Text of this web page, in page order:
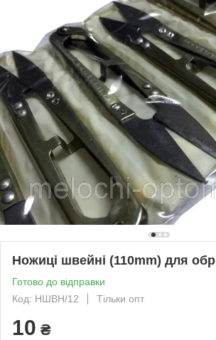
Ножиці швейні (110mm) для
Готово до відправки
Код: НШВН/12
Тільки опт
10 ₴